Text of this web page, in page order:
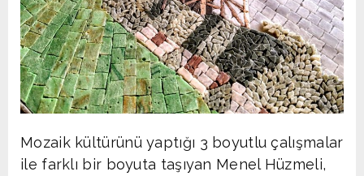
Mozaik kültürünü yaptığı 3 boyutlu çalışmalar
ile farklı bir boyuta taşıyan Menel Hüzmeli,